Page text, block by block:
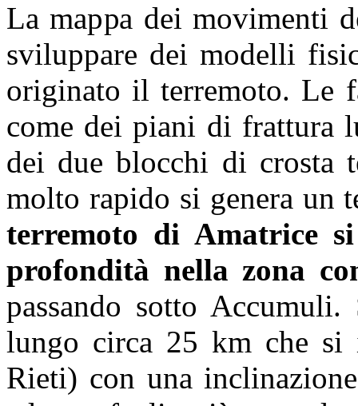
La mappa dei movimenti
sviluppare dei modelli
originato il terremoto. Le
come dei piani di frattura
dei due blocchi di crosta
molto rapido si genera un
terremoto di Amatrice
profondità nella zona
passando sotto
lungo circa 25 km che si
Rieti) con una